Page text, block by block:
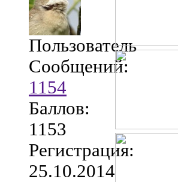
Пользователь
Сообщений:
1154
Баллов:
1153
Регистрация:
25.10.2014